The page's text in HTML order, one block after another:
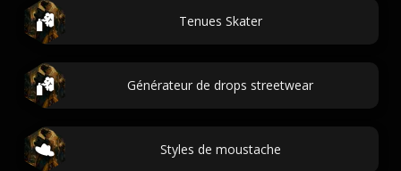
Tenues Skater
Générateur de drops streetwear
Styles de moustache